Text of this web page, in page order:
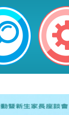
年度「
訊-桃